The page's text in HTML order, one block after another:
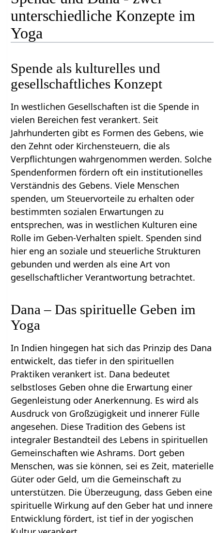
unterschiedliche Konzepte im
Yoga
Spende als kulturelles und
gesellschaftliches Konzept
In westlichen Gesellschaften ist die Spende in
vielen Bereichen fest verankert. Seit
Jahrhunderten gibt es Formen des Gebens, wie
den Zehnt oder Kirchensteuern, die als
Verpflichtungen wahrgenommen werden. Solche
Spendenformen fördern oft ein institutionelles
Verständnis des Gebens. Viele Menschen
spenden, um Steuervorteile zu erhalten oder
bestimmten sozialen Erwartungen zu
entsprechen, was in westlichen Kulturen eine
Rolle im Geben-Verhalten spielt. Spenden sind
hier eng an soziale und steuerliche Strukturen
gebunden und werden als eine Art von
gesellschaftlicher Verantwortung betrachtet.
Dana – Das spirituelle Geben im
Yoga
In Indien hingegen hat sich das Prinzip des Dana
entwickelt, das tiefer in den spirituellen
Praktiken verankert ist. Dana bedeutet
selbstloses Geben ohne die Erwartung einer
Gegenleistung oder Anerkennung. Es wird als
Ausdruck von Großzügigkeit und innerer Fülle
angesehen. Diese Tradition des Gebens ist
integraler Bestandteil des Lebens in spirituellen
Gemeinschaften wie Ashrams. Dort geben
Menschen, was sie können, sei es Zeit, materielle
Güter oder Geld, um die Gemeinschaft zu
unterstützen. Die Überzeugung, dass Geben eine
spirituelle Wirkung auf den Geber hat und innere
Entwicklung fördert, ist tief in der yogischen